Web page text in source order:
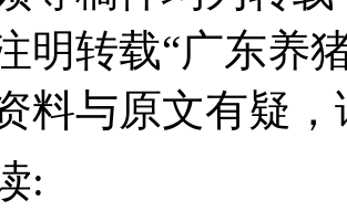
明转载“广东养
料与原文有疑
: